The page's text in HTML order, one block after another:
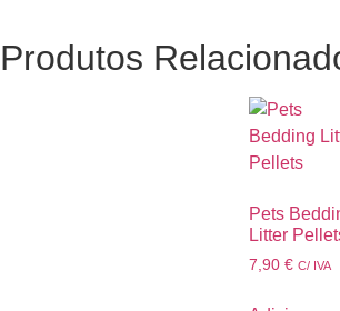
Produtos
Pets
Litter
7,90 € C/ IVA